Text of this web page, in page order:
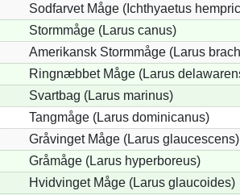
Sodfarvet Måge (Ichthyaetus
Stormmåge (Larus canus)
Amerikansk Stormmåge (Larus
Ringnæbbet Måge (Larus
Svartbag (Larus marinus)
Tangmåge (Larus dominicanus)
Gråvinget Måge (Larus glaucescens)
Gråmåge (Larus hyperboreus)
Hvidvinget Måge (Larus glaucoides)